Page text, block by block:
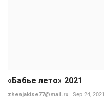
«Бабье лето» 2021
zhenjakise77@mail.ru Sep 24, 2021